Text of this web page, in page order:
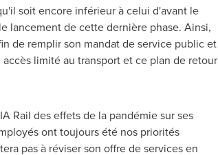
soit encore inférieur à celui d'avant le
lancement de cette dernière phase. Ainsi,
de remplir son mandat de service public et
limité au transport et ce plan de retour
Rail des effets de la pandémie sur ses
ont toujours été nos priorités
pas à réviser son offre de services en